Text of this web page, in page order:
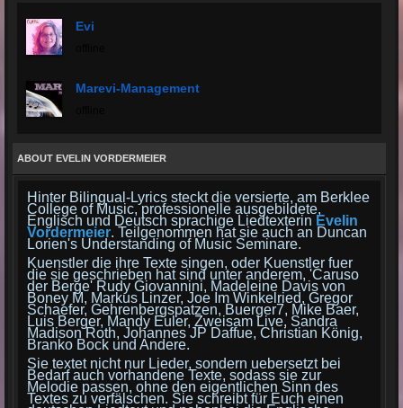
Evi
Marevi-Management
ABOUT EVELIN VORDERMEIER
Hinter Bilingual-Lyrics steckt die versierte, am Berklee
College of Music, professionelle ausgebildete,
Englisch und Deutsch sprachige Liedtexterin Evelin
Vordermeier. Teilgenommen hat sie auch an Duncan
Lorien's Understanding of Music Seminare.
Kuenstler die ihre Texte singen, oder Kuenstler fuer
die sie geschrieben hat sind unter anderem, 'Caruso
der Berge' Rudy Giovannini, Madeleine Davis von
Boney M, Markus Linzer, Joe Im Winkelried, Gregor
Schaefer, Gehrenbergspatzen, Buerger7, Mike Baer,
Luis Berger, Mandy Euler, Zweisam Live, Sandra
Madison Roth, Johannes JP Daffue, Christian König,
Branko Bock und Andere.
Sie textet nicht nur Lieder, sondern uebersetzt bei
Bedarf auch vorhandene Texte, sodass sie zur
Melodie passen, ohne den eigentlichen Sinn des
Textes zu verfälschen. Sie schreibt für Euch einen